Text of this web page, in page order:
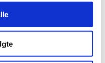
arbejder med
Samarbejdet har
og engagement fra
arbejdes allerede på